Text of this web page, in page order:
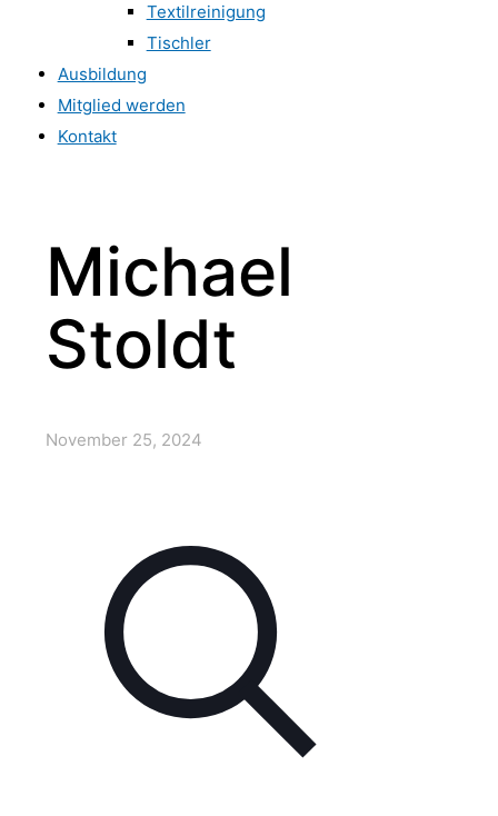
Textilreinigung
Tischler
Ausbildung
Mitglied werden
Kontakt
Michael
Stoldt
November 25, 2024